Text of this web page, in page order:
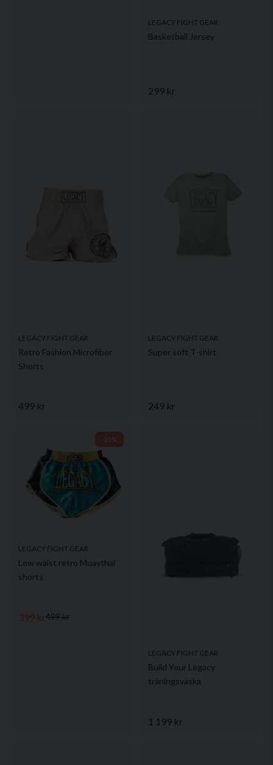
LEGACY FIGHT GEAR
Basketball Jersey
299 kr
LEGACY FIGHT GEAR
Retro Fashion Microfiber
Shorts
499 kr
LEGACY FIGHT GEAR
Super soft T-shirt
249 kr
LEGACY FIGHT GEAR
Low waist retro Muaythai
shorts
499 kr
399 kr
-20%
LEGACY FIGHT GEAR
Build Your Legacy
träningsväska
1 199 kr